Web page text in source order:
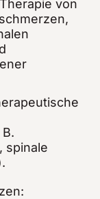
von
spinale